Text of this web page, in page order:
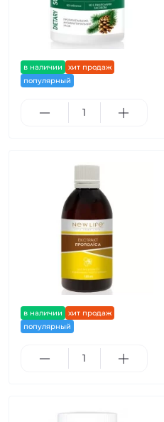
в наличии
хит продаж
популярный
в наличии
хит продаж
популярный